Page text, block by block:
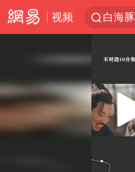
视频
白海
白海
王艺